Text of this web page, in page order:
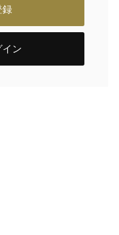
録
イン